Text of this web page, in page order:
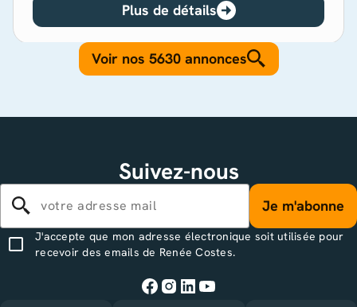
Plus de détails
Voir nos 5630 annonces
Suivez-nous
Je m'abonne
J'accepte que mon adresse électronique soit utilisée pour
recevoir des emails de Renée Costes.